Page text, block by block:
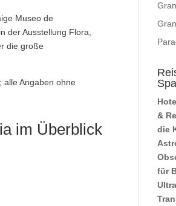
Museo de
der Ausstellung Flora,
die große
alle Angaben ohne
im Überblick
&
die
für